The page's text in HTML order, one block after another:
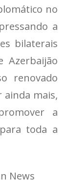
no
a
bilaterais
Azerbaijão
renovado
mais,
a
toda a
News